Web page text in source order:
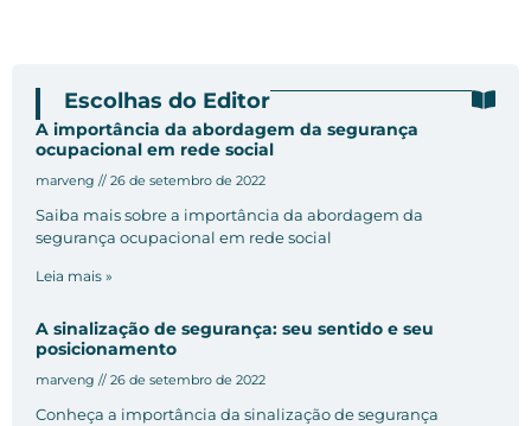
Escolhas do Editor
A importância da abordagem da segurança
ocupacional em rede social
marveng 26 de setembro de 2022
Saiba mais sobre a importância da abordagem da
segurança ocupacional em rede social
Leia mais »
A sinalização de segurança: seu sentido e seu
posicionamento
marveng 26 de setembro de 2022
Conheça a importância da sinalização de segurança